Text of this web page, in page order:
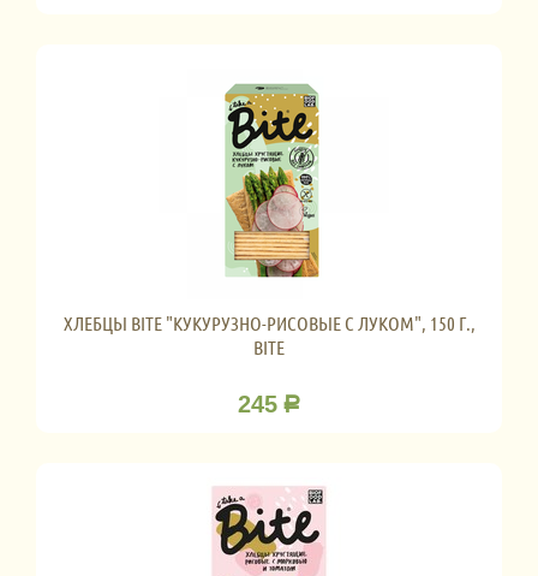
ХЛЕБЦЫ BITE "КУКУРУЗНО-РИСОВЫЕ С ЛУКОМ", 150 Г.,
BITE
245 Р